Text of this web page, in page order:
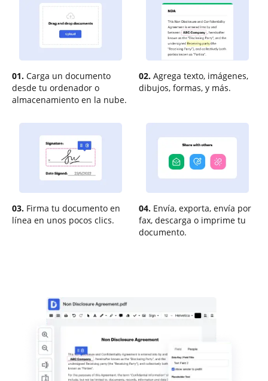
01. Carga un documento
desde tu ordenador o
almacenamiento en la nube.
02. Agrega texto, imágenes,
dibujos, formas, y más.
03. Firma tu documento en
línea en unos pocos clics.
04. Envía, exporta, envía por
fax, descarga o imprime tu
documento.